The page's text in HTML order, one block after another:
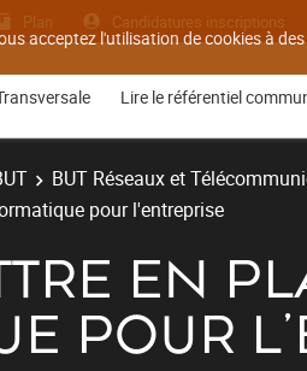
acceptez l'utilisation de cookies à
Plan Candidatures inscriptions
Lire le référentiel
BUT Réseaux et
pour l'entreprise
EN
POUR